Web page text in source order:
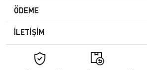
ÖDEME
İLETİŞİM